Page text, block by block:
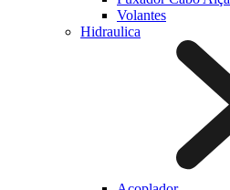
Volantes
Hidraulica